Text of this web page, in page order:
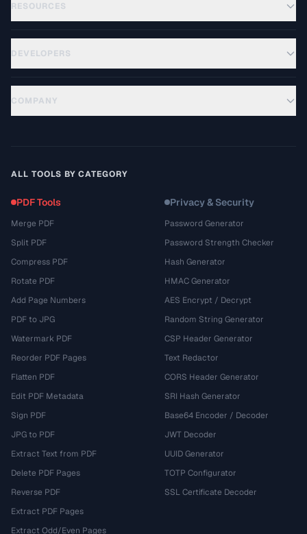
RESOURCES
DEVELOPERS
COMPANY
ALL TOOLS BY CATEGORY
PDF Tools
Merge PDF
Split PDF
Compress PDF
Rotate PDF
Add Page Numbers
PDF to JPG
Watermark PDF
Reorder PDF Pages
Flatten PDF
Edit PDF Metadata
Sign PDF
JPG to PDF
Extract Text from PDF
Delete PDF Pages
Reverse PDF
Extract PDF Pages
Extract Odd/Even Pages
Privacy & Security
Password Generator
Password Strength Checker
Hash Generator
HMAC Generator
AES Encrypt / Decrypt
Random String Generator
CSP Header Generator
Text Redactor
CORS Header Generator
SRI Hash Generator
Base64 Encoder / Decoder
JWT Decoder
UUID Generator
TOTP Configurator
SSL Certificate Decoder